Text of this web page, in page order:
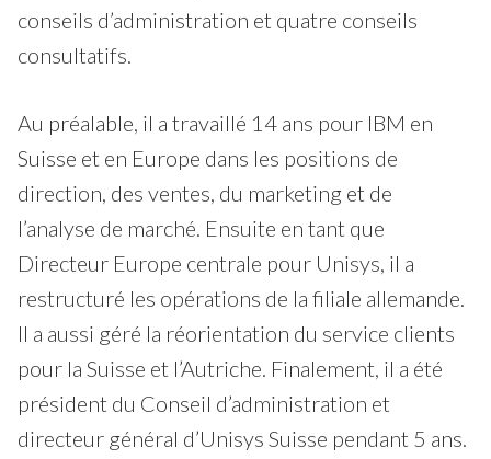
conseils d’administration et quatre conseils
consultatifs.
Au préalable, il a travaillé 14 ans pour IBM en
Suisse et en Europe dans les positions de
direction, des ventes, du marketing et de
l’analyse de marché. Ensuite en tant que
Directeur Europe centrale pour Unisys, il a
restructuré les opérations de la filiale allemande.
Il a aussi géré la réorientation du service clients
pour la Suisse et l’Autriche. Finalement, il a été
président du Conseil d’administration et
directeur général d’Unisys Suisse pendant 5 ans.